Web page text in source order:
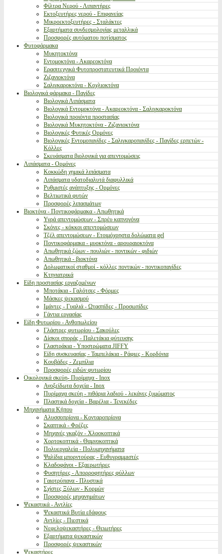
Φίλτρα Νερού - Λιπαντήρες
Εκτοξευτήρες νερού - Επιφανείας
Μικροεκτοξευτήρες - Σταλάκτες
Εξαρτήματα συνδεσμολογίας μεταλλικά
Προσφορές αυτόματου ποτίσματος
Φυτοφάρμακα
Μυκητοκτόνα
Εντομοκτόνα - Ακαρεοκτόνα
Ερασιτεχνικά Φυτοπροστατευτικά Προιόντα
Ζιζανιοκτόνα
Σαλιγκαροκτόνα - Κοχλιοκτόνα
Βιολογικά φάρμακα - Παγίδες
Βιολογικά Λιπάσματα
Βιολογικά Εντομοκτόνα - Ακαρεοκτόνα - Σαλιγκαροκτόνα
Βιολογικά προιόντα προστασίας
Βιολογικά Μυκητοκτόνα - Ζιζανιοκτόνα
Βιολογικές Φυτικές Ορμόνες
Βιολογικές Εντομοπαγίδες - Σαλιγκαροπαγίδες - Παγίδες ερπετών -
Κόλλες
Σκευάσματα βιολογικά για απεντομώσεις
Λιπάσματα - Ορμόνες
Κοκκώδη χημικά λιπάσματα
Λιπάσματα υδατοδιαλυτά διαφυλλικά
Ρυθμιστές ανάπτυξης - Ορμόνες
Βελτιωτικά φυτών
Προσφορές λιπασμάτων
Βιοκτόνα - Ποντικοφάρμακα - Απωθητικά
Υγρά απεντομώσεων - Σπρέυ καπνογόνα
Σκόνες - κόκκοι απεντομώσεων
Τζέλ απεντομώσεων - Ετοιμόχρηστα δολώματα gel
Ποντικοφάρμακα - μυοκτόνα - αρουραιοκτόνα
Απωθητικά ζώων - πουλιών - ποντικών - φιδιών
Απωθητικά - βιοκτόνα
Δολωματικοί σταθμοί - κόλλες ποντικών - ποντικοπαγίδες
Κτηνιατρικά
Είδη προστασίας εργαζομένων
Μποτάκια - Γαλότσες - Φόρμες
Μάσκες ψεκασμού
Ιμάντες - Γυαλιά - Ωτασπίδες - Προσωπίδες
Γάντια εργασίας
Είδη Φυτωρίου - Ανθοπωλείου
Γλάστρες φυτωρίου - Σακούλες
Δίσκοι σποράς - Παλετάκια φύτευσης
Γλαστράκια - Υποστρώματα JIFFY
Είδη συσκευασίας - Ταμπελάκια - Ράφιες - Κορδόνια
Κουβάδες - Ζεμπίλια
Προσφορές ειδών φυτωρίου
Οικολογικά σκεύη- Πυρίμαχα - Inox
Ανοξείδωτα δοχεία - Inox
Πυρίμαχα σκεύη - πιθάρια λαδιού - λεκάνες ζυμώματος
Πλαστικά δοχεία - Βαρέλια - Τενεκέδες
Μηχανήματα Κήπου
Αλυσσοπρίονα - Κονταροπρίονα
Σκαπτικά - Φρέζες
Μηχανές γκαζόν - Χλοοκοπτικά
Χορτοκοπτικά - Θαμνοκοπτικά
Πολυεργαλεία - Πολυμηχανήματα
Ψαλίδια μπορντούρας - Ευθυγραμμιστές
Κλαδοφάγοι - Εξαερωτήρες
Φυσητήρες - Απορροφητήρες φύλλων
Γαιοτρύπανα - Πλυστικά
Σχίστες Ξύλων - Κορμών
Προσφορές μηχανημάτων
Ψεκαστικά - Αντλίες
Ψεκαστικά Βυτία εδάφους
Αντλίες - Πιεστικά
Νεφελοψεκαστήρες - Θειωτήρες
Εξαρτήματα ψεκαστικών
Προσφορές ψεκαστικών
Ψεκαστήρες